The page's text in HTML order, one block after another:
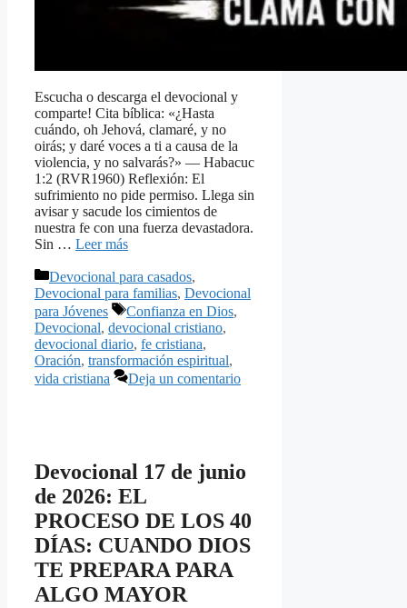
Escucha o descarga el devocional y
comparte! Cita bíblica: «¿Hasta
cuándo, oh Jehová, clamaré, y no
oirás; y daré voces a ti a causa de la
violencia, y no salvarás?» — Habacuc
1:2 (RVR1960) Reflexión: El
sufrimiento no pide permiso. Llega sin
avisar y sacude los cimientos de
nuestra fe con una fuerza devastadora.
Sin … Leer más
Categorías
Devocional para casados,
Devocional para familias, Devocional
para Jóvenes
Etiquetas
Confianza en Dios,
Devocional, devocional cristiano,
devocional diario, fe cristiana,
Oración, transformación espiritual,
vida cristiana
Deja un comentario
Devocional 17 de junio
de 2026: EL
PROCESO DE LOS 40
DÍAS: CUANDO DIOS
TE PREPARA PARA
ALGO MAYOR